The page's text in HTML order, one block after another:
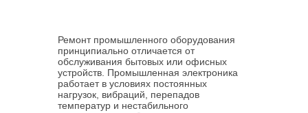
Ремонт промышленного оборудования
принципиально отличается от
обслуживания бытовых или офисных
устройств. Промышленная электроника
работает в условиях постоянных
нагрузок, вибраций, перепадов
температур и нестабильного